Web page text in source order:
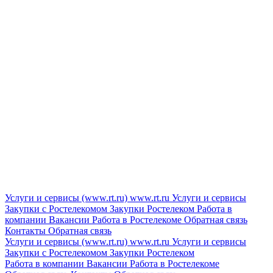
Услуги и сервисы (www.rt.ru) www.rt.ru Услуги и сервисы
Закупки с Ростелекомом Закупки Ростелеком Работа в
компании Вакансии Работа в Ростелекоме Обратная связь
Контакты Обратная связь
Услуги и сервисы (www.rt.ru) www.rt.ru Услуги и сервисы
Закупки с Ростелекомом Закупки Ростелеком
Работа в компании Вакансии Работа в Ростелекоме